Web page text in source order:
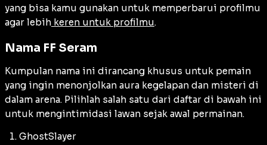
yang bisa kamu gunakan untuk memperbarui profilmu
agar lebih keren untuk profilmu.
Nama FF Seram
Kumpulan nama ini dirancang khusus untuk pemain
yang ingin menonjolkan aura kegelapan dan misteri di
dalam arena. Pilihlah salah satu dari daftar di bawah ini
untuk mengintimidasi lawan sejak awal permainan.
GhostSlayer